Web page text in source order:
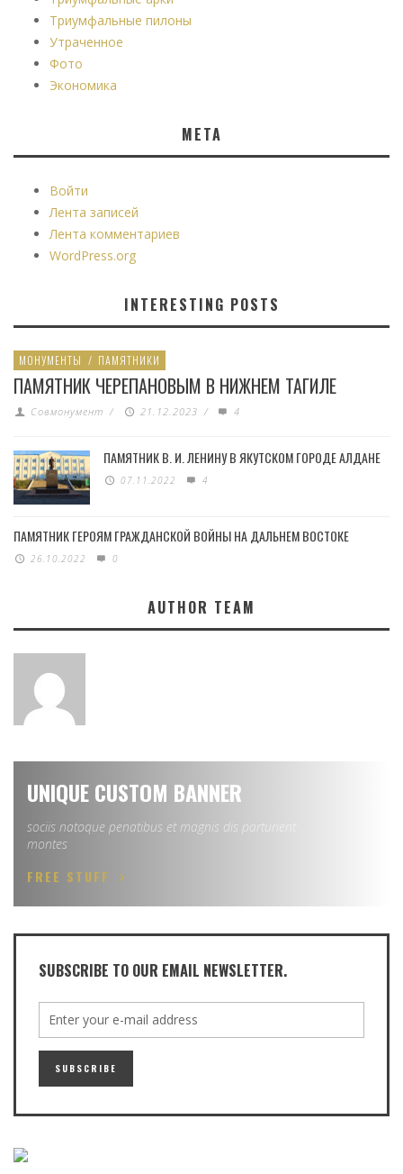
Триумфальные пилоны
Утраченное
Фото
Экономика
МЕТА
Войти
Лента записей
Лента комментариев
WordPress.org
INTERESTING POSTS
МОНУМЕНТЫ / ПАМЯТНИКИ
ПАМЯТНИК ЧЕРЕПАНОВЫМ В НИЖНЕМ ТАГИЛЕ
Совмонумент / 21.12.2023 / 4
ПАМЯТНИК В. И. ЛЕНИНУ В ЯКУТСКОМ ГОРОДЕ АЛДАНЕ
07.11.2022 4
ПАМЯТНИК ГЕРОЯМ ГРАЖДАНСКОЙ ВОЙНЫ НА ДАЛЬНЕМ ВОСТОКЕ
26.10.2022 0
AUTHOR TEAM
UNIQUE CUSTOM BANNER
sociis natoque penatibus et magnis dis parturient
montes
FREE STUFF
SUBSCRIBE TO OUR EMAIL NEWSLETTER.